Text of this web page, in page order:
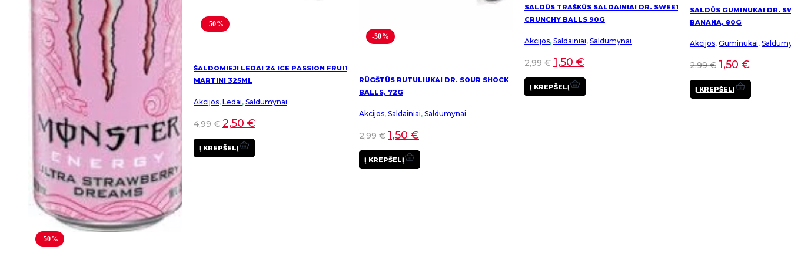
-50%
-50%
ŠALDOMIEJI LEDAI 24 ICE PASSION FRUIT
MARTINI 325ML
Akcijos, Ledai, Saldumynai
4,99€ 2,50 €
Į KREPŠELĮ
-50%
RŪGŠTŪS RUTULIUKAI DR. SOUR SHOCK
BALLS, 72G
Akcijos, Saldainiai, Saldumynai
2,99€ 1,50 €
Į KREPŠELĮ
SALDŪS TRAŠKŪS SALDAINIAI DR. SWEET
CRUNCHY BALLS 90G
Akcijos, Saldainiai, Saldumynai
2,99€ 1,50 €
Į KREPŠELĮ
SALDŪS GUMINUKAI DR.
BANANA, 80G
Akcijos, Guminukai,
2,99€ 1,50 €
Į KREPŠELĮ